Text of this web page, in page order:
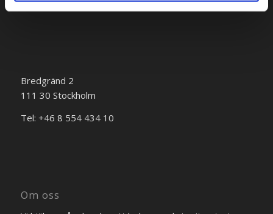
Bredgränd 2
111 30 Stockholm
Tel: +46 8 554 434 10
Om oss